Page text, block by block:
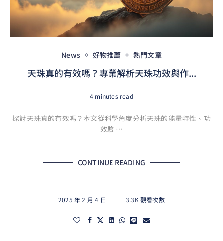
News 好物推薦 熱門文章
天珠真的有效嗎？專業解析天珠功效與作...
4 minutes read
探討天珠真的有效嗎？本文從科學角度分析天珠的能量特性、功
效驗 …
CONTINUE READING
2025 年 2 月 4 日 3.3K 觀看次數